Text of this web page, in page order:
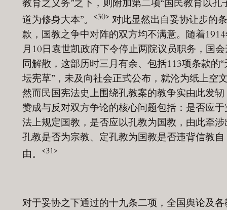
教育之义务”之下，则附加第二项“国民教育以孔
道为修身大本”。
<30> 对此显然出自妥协让步的条
款，国教之争中对阵的双方均不满意。随着
月10日袁世凯政府下令停止两院议员职务，国
同解散，这部历时三月有余、包括113项条款的“
坛宪草”，未及向社会正式公布，就沦为纸上空
然而民国宪法史上围绕孔教案的教争实由此发轫
赞成与反对双方争论的核心问题包括：是否应于
法上规定国教，是否应以孔教为国教，由此牵涉
孔教是否为宗教、定孔教为国教是否违背信教自
由。
<31>
对于妥协之下通过的十九条二项，全国舆论及各